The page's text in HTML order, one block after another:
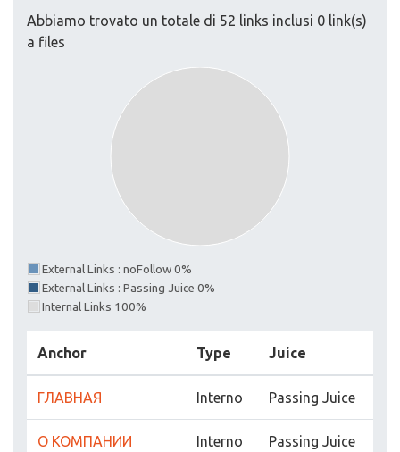
Abbiamo trovato un totale di 52 links inclusi 0 link(s)
a files
External Links : noFollow 0%
External Links : Passing Juice 0%
Internal Links 100%
Anchor Type Juice
ГЛАВНАЯ Interno Passing Juice
О КОМПАНИИ Interno Passing Juice